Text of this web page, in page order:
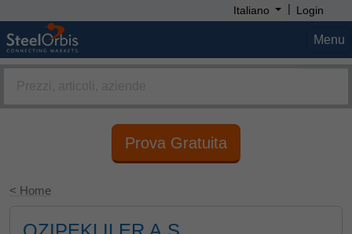
Italiano | Login
Menu
Prova Gratuita
< Home